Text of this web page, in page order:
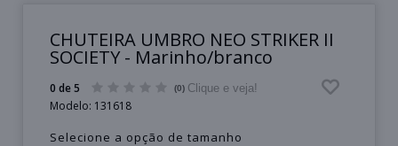
CHUTEIRA UMBRO NEO STRIKER II
SOCIETY - Marinho/branco
0 de 5 (0) Clique e veja!
Modelo: 131618
Selecione a opção de tamanho